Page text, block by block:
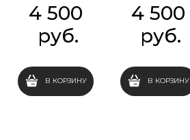
4 500
руб.
В КОРЗИНУ
4 500
руб.
В КОРЗИНУ